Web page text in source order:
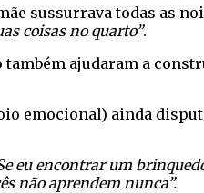
sussurrava todas as
coisas no quarto”.
também ajudaram a
emocional) ainda
eu encontrar um
não aprendem nunca”.